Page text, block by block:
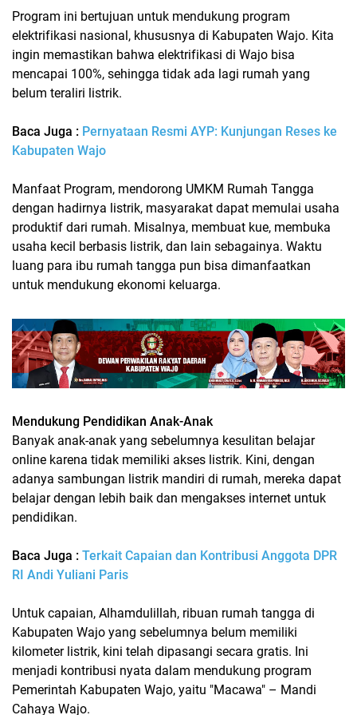
Program ini bertujuan untuk mendukung program
elektrifikasi nasional, khususnya di Kabupaten Wajo. Kita
ingin memastikan bahwa elektrifikasi di Wajo bisa
mencapai 100%, sehingga tidak ada lagi rumah yang
belum teraliri listrik.
Baca Juga : Pernyataan Resmi AYP: Kunjungan Reses ke
Kabupaten Wajo
Manfaat Program, mendorong UMKM Rumah Tangga
dengan hadirnya listrik, masyarakat dapat memulai usaha
produktif dari rumah. Misalnya, membuat kue, membuka
usaha kecil berbasis listrik, dan lain sebagainya. Waktu
luang para ibu rumah tangga pun bisa dimanfaatkan
untuk mendukung ekonomi keluarga.
Mendukung Pendidikan Anak-Anak
Banyak anak-anak yang sebelumnya kesulitan belajar
online karena tidak memiliki akses listrik. Kini, dengan
adanya sambungan listrik mandiri di rumah, mereka dapat
belajar dengan lebih baik dan mengakses internet untuk
pendidikan.
Baca Juga : Terkait Capaian dan Kontribusi Anggota DPR
RI Andi Yuliani Paris
Untuk capaian, Alhamdulillah, ribuan rumah tangga di
Kabupaten Wajo yang sebelumnya belum memiliki
kilometer listrik, kini telah dipasangi secara gratis. Ini
menjadi kontribusi nyata dalam mendukung program
Pemerintah Kabupaten Wajo, yaitu "Macawa" – Mandi
Cahaya Wajo.